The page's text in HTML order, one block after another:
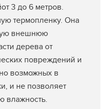
3 до 6 метров.
термопленку. Она
внешнюю
дерева от
повреждений и
возможных в
и не позволяет
влажность.